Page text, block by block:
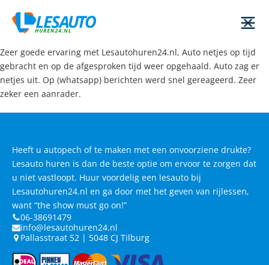
Zeer goede ervaring met Lesautohuren24.nl, Auto netjes op tijd
gebracht en op de afgesproken tijd weer opgehaald. Auto zag er
netjes uit. Op (whatsapp) berichten werd snel gereageerd. Zeer
zeker een aanrader.
Heeft u autopech of te maken met een onvoorziene drukte?
Lesauto huren is dan de beste optie om ervoor te zorgen dat
u niet vastloopt. Huur voordelig een lesauto bij
Lesautohuren24.nl en ga door met het geven van rijlessen,
want “the show must go on!”
06-38691479
info@lesautohuren24.nl
Pallasstraat 52 | 5048 CJ Tilburg